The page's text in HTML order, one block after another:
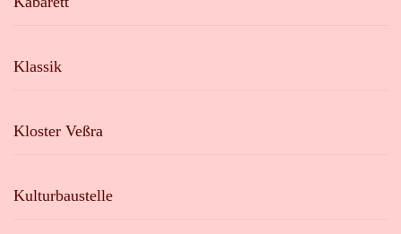
Klassik
Kloster Veßra
Kulturbaustelle